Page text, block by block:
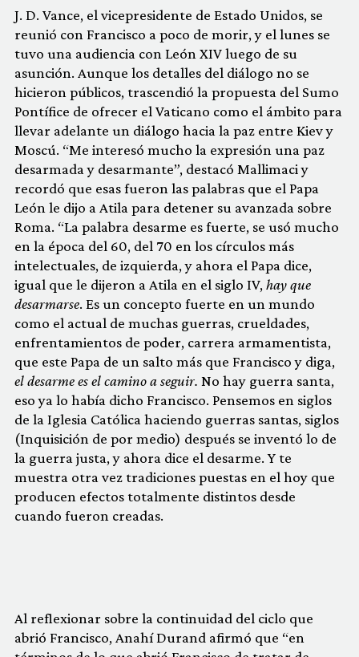
J. D. Vance, el vicepresidente de Estado Unidos, se
reunió con Francisco a poco de morir, y el lunes se
tuvo una audiencia con León XIV luego de su
asunción. Aunque los detalles del diálogo no se
hicieron públicos, trascendió la propuesta del Sumo
Pontífice de ofrecer el Vaticano como el ámbito para
llevar adelante un diálogo hacia la paz entre Kiev y
Moscú. “Me interesó mucho la expresión una paz
desarmada y desarmante”, destacó Mallimaci y
recordó que esas fueron las palabras que el Papa
León le dijo a Atila para detener su avanzada sobre
Roma. “La palabra desarme es fuerte, se usó mucho
en la época del 60, del 70 en los círculos más
intelectuales, de izquierda, y ahora el Papa dice,
igual que le dijeron a Atila en el siglo IV, hay que
desarmarse. Es un concepto fuerte en un mundo
como el actual de muchas guerras, crueldades,
enfrentamientos de poder, carrera armamentista,
que este Papa de un salto más que Francisco y diga,
el desarme es el camino a seguir. No hay guerra santa,
eso ya lo había dicho Francisco. Pensemos en siglos
de la Iglesia Católica haciendo guerras santas, siglos
(Inquisición de por medio) después se inventó lo de
la guerra justa, y ahora dice el desarme. Y te
muestra otra vez tradiciones puestas en el hoy que
producen efectos totalmente distintos desde
cuando fueron creadas.
Al reflexionar sobre la continuidad del ciclo que
abrió Francisco, Anahí Durand afirmó que “en